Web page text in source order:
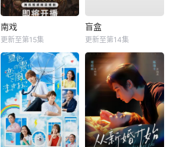
南戏
更新至第15集
盲盒
更新至第14集